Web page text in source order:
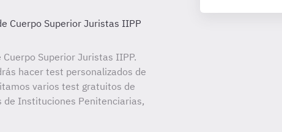
Cuerpo Superior Juristas IIPP
Superior Juristas IIPP.
hacer test personalizados de
varios test gratuitos de
de Instituciones Penitenciarias,